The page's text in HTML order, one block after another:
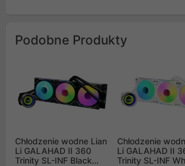
Podobne Produkty
Chłodzenie wodne Lian
Li GALAHAD II 360
Trinity SL-INF Black
Chłodzenie
Li GALAHAD II
Trinity SL-INF